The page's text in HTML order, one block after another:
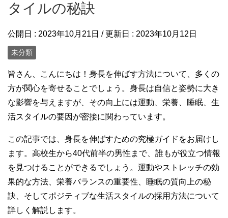
タイルの秘訣
公開日 : 2023年10月21日 / 更新日 : 2023年10月12日
未分類
皆さん、こんにちは！身長を伸ばす方法について、多くの
方が関心を寄せることでしょう。身長は自信と姿勢に大き
な影響を与えますが、その向上には運動、栄養、睡眠、生
活スタイルの要因が密接に関わっています。
この記事では、身長を伸ばすための究極ガイドをお届けし
ます。高校生から40代前半の男性まで、誰もが役立つ情報
を見つけることができるでしょう。運動やストレッチの効
果的な方法、栄養バランスの重要性、睡眠の質向上の秘
訣、そしてポジティブな生活スタイルの採用方法について
詳しく解説します。